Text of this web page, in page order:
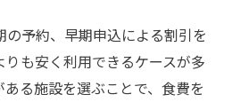
の予約、早期申込による割引を
も安く利用できるケースが多
る施設を選ぶことで、食費を